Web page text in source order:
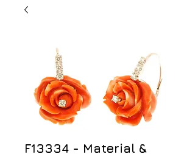
F13334 - Material &